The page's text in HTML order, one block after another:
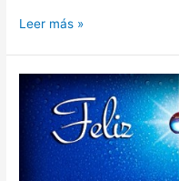
Leer más »